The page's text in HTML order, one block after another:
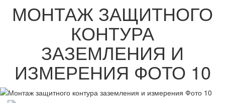
МОНТАЖ ЗАЩИТНОГО
КОНТУРА
ЗАЗЕМЛЕНИЯ И
ИЗМЕРЕНИЯ ФОТО 10